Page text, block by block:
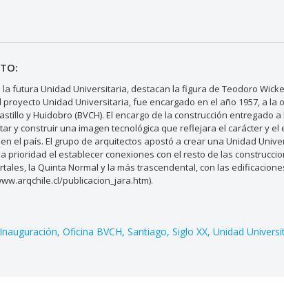
futura Unidad Universitaria, destacan la figura de Teodoro
proyecto Unidad Universitaria, fue encargado en el año 1957, a la
y Huidobro (BVCH). El encargo de la construcción entregado
y construir una imagen tecnológica que reflejara el carácter y el
el país. El grupo de arquitectos apostó a crear una Unidad
prioridad el establecer conexiones con el resto de las
la Quinta Normal y la más trascendental, con las
publicacion_jara.htm).
Inauguración Oficina BVCH Santiago Siglo XX Unidad